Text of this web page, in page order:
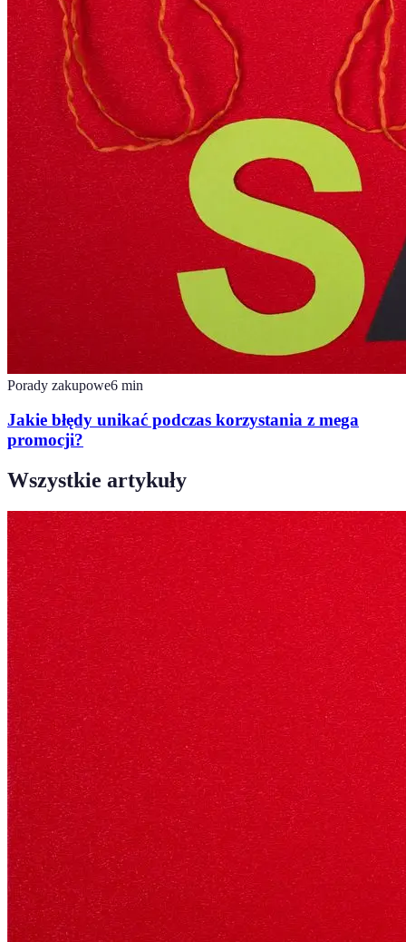
Porady zakupowe6 min
Jakie błędy unikać podczas korzystania z mega
promocji?
Wszystkie artykuły